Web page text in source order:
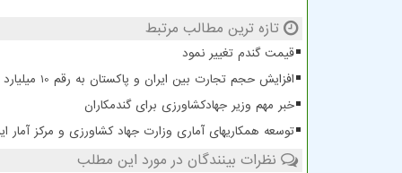
تازه ترین مطالب مرتبط
قیمت گندم تغییر نمود
افزایش حجم تجارت بین ایران و پاکستان به رقم 10 میلیارد دلار
خبر مهم وزیر جهادکشاورزی برای گندمکاران
توسعه همکاریهای آماری وزارت جهاد کشاورزی و مرکز آمار
نظرات بینندگان در مورد این مطلب